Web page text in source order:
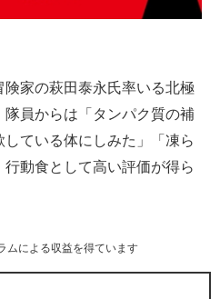
家の萩田泰永氏率いる北極
員からは「タンパク質の補
ている体にしみた」「凍ら
動食として高い評価が得ら
ムによる収益を得ています